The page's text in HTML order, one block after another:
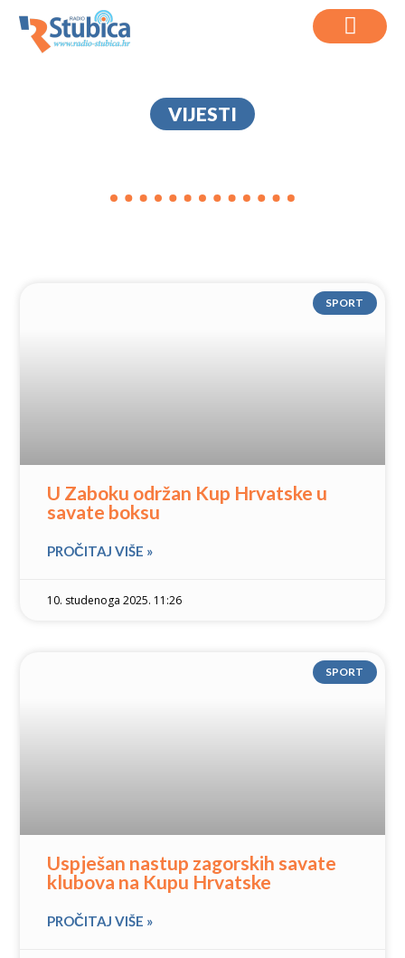
VIJESTI
SPORT
U Zaboku održan Kup Hrvatske u
savate boksu
PROČITAJ VIŠE »
10. studenoga 2025. 11:26
SPORT
Uspješan nastup zagorskih savate
klubova na Kupu Hrvatske
PROČITAJ VIŠE »